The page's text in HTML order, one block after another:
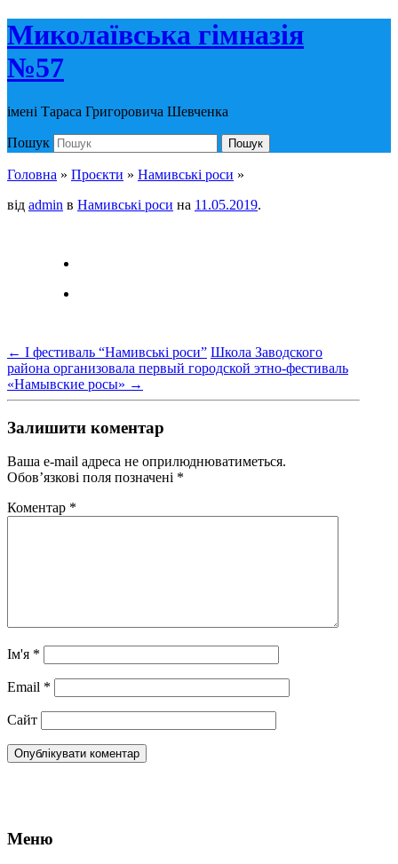
Миколаївська гімназія
№57
імені Тараса Григоровича Шевченка
Пошук Пошук
Головна » Проєкти » Намивські роси »
Меню
від admin в Намивські роси на 11.05.2019.
← І фестиваль “Намивські роси” Школа Заводского
района организовала первый городской этно-фестиваль
«Намывские росы» →
Залишити коментар
Ваша e-mail адреса не оприлюднюватиметься.
Обов’язкові поля позначені *
Коментар *
Ім'я *
Email *
Сайт